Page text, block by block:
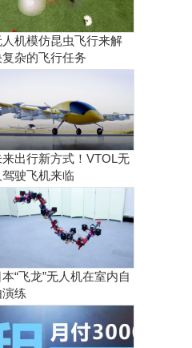
人机模仿昆虫飞行来解
复杂的飞行任务
来出行新方式！VTOL无
驾驶飞机来临
本“飞龙”无人机在室内自
演练